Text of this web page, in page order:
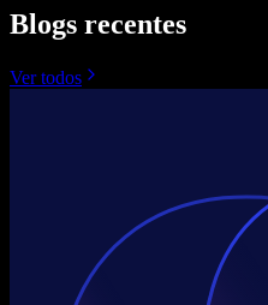
Blogs recentes
Ver todos